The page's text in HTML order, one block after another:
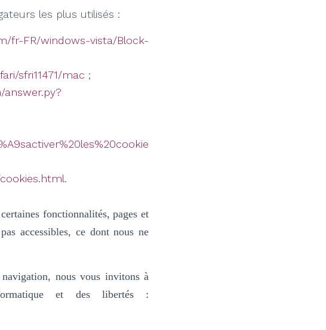
les plus utilisés :
fr-FR/windows-vista/Block-
sfri11471/mac ;
.
fonctionnalités, pages et
accessibles, ce dont nous ne
nous vous invitons à
et des libertés :